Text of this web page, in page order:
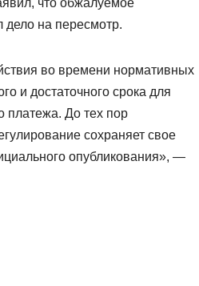
что обжалуемое
дело на пересмотр.
во времени нормативных
и достаточного срока для
платежа. До тех пор
сохраняет свое
опубликования», —